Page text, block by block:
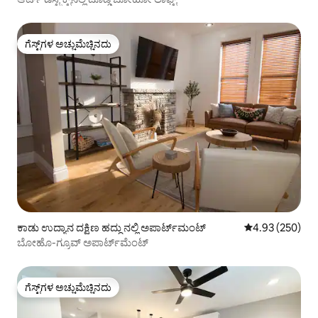
ಗೆಸ್ಟ್‌ಗಳ ಅಚ್ಚುಮೆಚ್ಚಿನದು
ಗೆಸ್ಟ್‌ಗಳ ಅಚ್ಚುಮೆಚ್ಚಿನದು
ಕಾಡು ಉದ್ಯಾನ ದಕ್ಷಿಣ ಹದ್ದು ನಲ್ಲಿ ಅಪಾರ್ಟ್‌ಮಂಟ್ 5 ರಲ್ಲಿ 4.93
4.93 (250)
ಬೋಹೊ-ಗ್ರೂವ್ ಅಪಾರ್ಟ್‌ಮೆಂಟ್
ಗೆಸ್ಟ್‌ಗಳ ಅಚ್ಚುಮೆಚ್ಚಿನದು
ಗೆಸ್ಟ್‌ಗಳ ಅಚ್ಚುಮೆಚ್ಚಿನದು